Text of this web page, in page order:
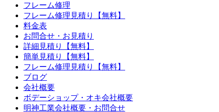
フレーム修理
フレーム修理見積り【無料】
料金表
お問合せ・お見積り
詳細見積り【無料】
簡単見積り【無料】
フレーム修理見積り【無料】
ブログ
会社概要
ボデーショップ・オキ会社概要
明神工業会社概要・お問合せ